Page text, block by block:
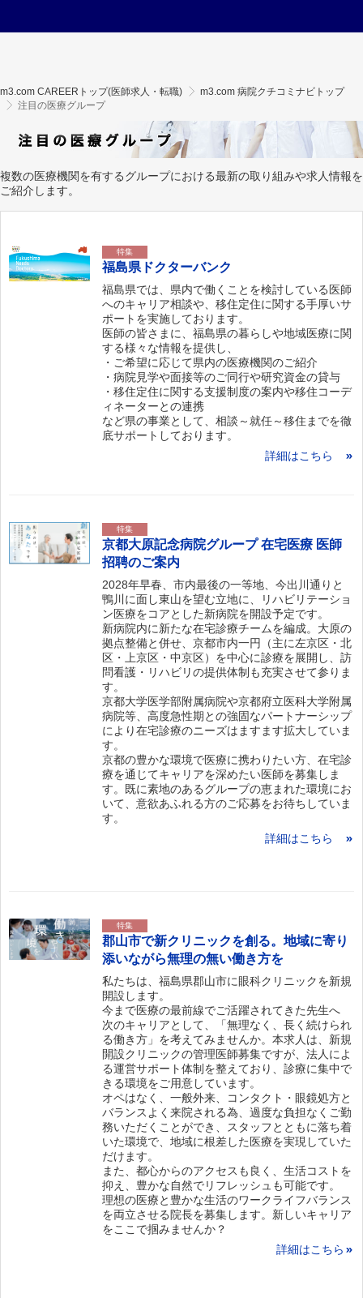
m3.com CAREERトップ(医師求人・転職)
m3.com 病院クチコミナビトップ
注目の医療グループ
複数の医療機関を有するグループにおける最新の取り組みや求人情報を
ご紹介します。
特集
福島県ドクターバンク
福島県では、県内で働くことを検討している医師
へのキャリア相談や、移住定住に関する手厚いサ
ポートを実施しております。
医師の皆さまに、福島県の暮らしや地域医療に関
する様々な情報を提供し、
・ご希望に応じて県内の医療機関のご紹介
・病院見学や面接等のご同行や研究資金の貸与
・移住定住に関する支援制度の案内や移住コーデ
ィネーターとの連携
など県の事業として、相談～就任～移住までを徹
底サポートしております。
詳細はこちら
特集
京都大原記念病院グループ 在宅医療 医師
招聘のご案内
2028年早春、市内最後の一等地、今出川通りと
鴨川に面し東山を望む立地に、リハビリテーショ
ン医療をコアとした新病院を開設予定です。
新病院内に新たな在宅診療チームを編成。大原の
拠点整備と併せ、京都市内一円（主に左京区・北
区・上京区・中京区）を中心に診療を展開し、訪
問看護・リハビリの提供体制も充実させて参りま
す。
京都大学医学部附属病院や京都府立医科大学附属
病院等、高度急性期との強固なパートナーシップ
により在宅診療のニーズはますます拡大していま
す。
京都の豊かな環境で医療に携わりたい方、在宅診
療を通じてキャリアを深めたい医師を募集しま
す。既に素地のあるグループの恵まれた環境にお
いて、意欲あふれる方のご応募をお待ちしていま
す。
詳細はこちら
特集
郡山市で新クリニックを創る。地域に寄り
添いながら無理の無い働き方を
私たちは、福島県郡山市に眼科クリニックを新規
開設します。
今まで医療の最前線でご活躍されてきた先生へ
次のキャリアとして、「無理なく、長く続けられ
る働き方」を考えてみませんか。本求人は、新規
開設クリニックの管理医師募集ですが、法人によ
る運営サポート体制を整えており、診療に集中で
きる環境をご用意しています。
オペはなく、一般外来、コンタクト・眼鏡処方と
バランスよく来院される為、過度な負担なくご勤
務いただくことができ、スタッフとともに落ち着
いた環境で、地域に根差した医療を実現していた
だけます。
また、都心からのアクセスも良く、生活コストを
抑え、豊かな自然でリフレッシュも可能です。
理想の医療と豊かな生活のワークライフバランス
を両立させる院長を募集します。新しいキャリア
をここで掴みませんか？
詳細はこちら